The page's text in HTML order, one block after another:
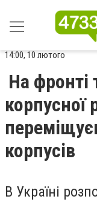
14:00, 10 лютого
На фронті
корпусів
В Україні